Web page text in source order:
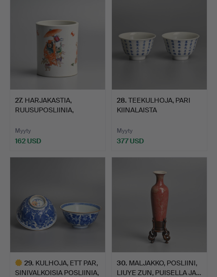
27. HARJAKASTIA,
RUUSUPOSLIINIA,
Myyty
162 USD
28. TEEKULHOJA, PARI
KIINALAISTA
Myyty
377 USD
29. KULHOJA, ETT PAR,
SINIVALKOISIA POSLIINIA,
30. MALJAKKO, POSLIINI,
LIUYE ZUN, PUISELLA JA…